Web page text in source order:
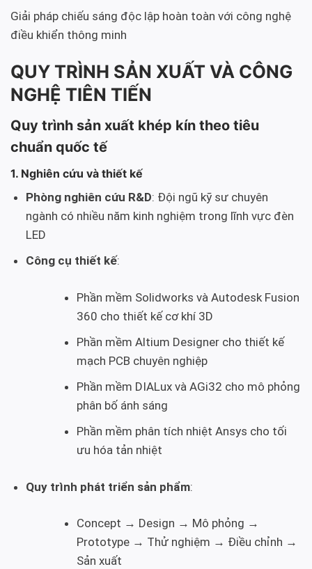
Giải pháp chiếu sáng độc lập hoàn toàn với công nghệ
điều khiển thông minh
QUY TRÌNH SẢN XUẤT VÀ CÔNG
NGHỆ TIÊN TIẾN
Quy trình sản xuất khép kín theo tiêu
chuẩn quốc tế
1. Nghiên cứu và thiết kế
Phòng nghiên cứu R&D: Đội ngũ kỹ sư chuyên
ngành có nhiều năm kinh nghiệm trong lĩnh vực đèn
LED
Công cụ thiết kế:
Phần mềm Solidworks và Autodesk Fusion
360 cho thiết kế cơ khí 3D
Phần mềm Altium Designer cho thiết kế
mạch PCB chuyên nghiệp
Phần mềm DIALux và AGi32 cho mô phỏng
phân bố ánh sáng
Phần mềm phân tích nhiệt Ansys cho tối
ưu hóa tản nhiệt
Quy trình phát triển sản phẩm:
Concept → Design → Mô phỏng →
Prototype → Thử nghiệm → Điều chỉnh →
Sản xuất